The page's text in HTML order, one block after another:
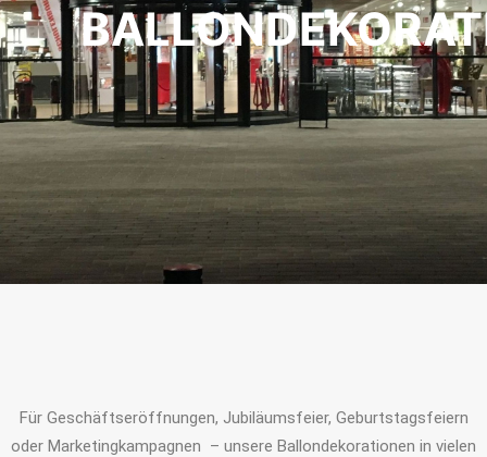
Für Geschäftseröffnungen, Jubiläumsfeier, Geburtstagsfeiern
oder Marketingkampagnen – unsere Ballondekorationen in vielen